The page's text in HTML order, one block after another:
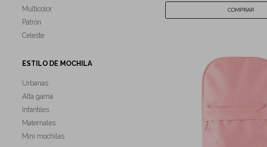
Multicolor
Patrón
Celeste
ESTILO DE MOCHILA
Urbanas
Alta gama
Infantiles
Maternales
Mini mochilas